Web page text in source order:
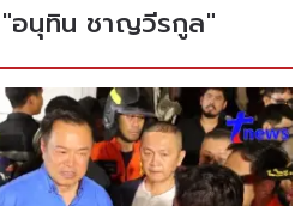
"อนุทิน ชาญวีรกูล"